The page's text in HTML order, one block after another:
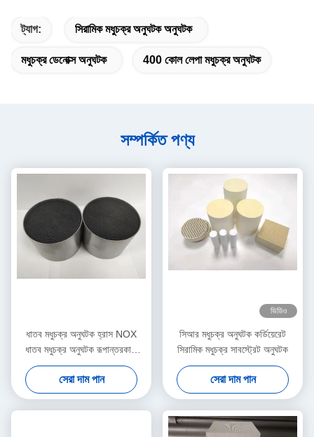
ট্যাগ: সিরামিক মধুচক্র অনুঘটক অনুঘটক
মধুচক্র ডেনোক্স অনুঘটক 400 কোল লেপা মধুচক্র অনুঘটক
সম্পর্কিত পণ্য
ধাতব মধুচক্র অনুঘটক হ্রাস NOX
ধাতব মধুচক্র অনুঘটক রূপান্তরকারী
ইউরো 3 III
সেরা দাম পান
ভিডিও
সিআর মধুচক্র অনুঘটক কর্ডিয়েরেট
সিরামিক মধুচক্র সাবস্ট্রেট অনুঘটক
সেরা দাম পান